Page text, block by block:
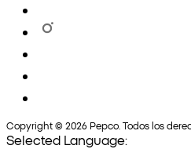
Copyright © 2026 Pepco. Todos los
Selected Language: